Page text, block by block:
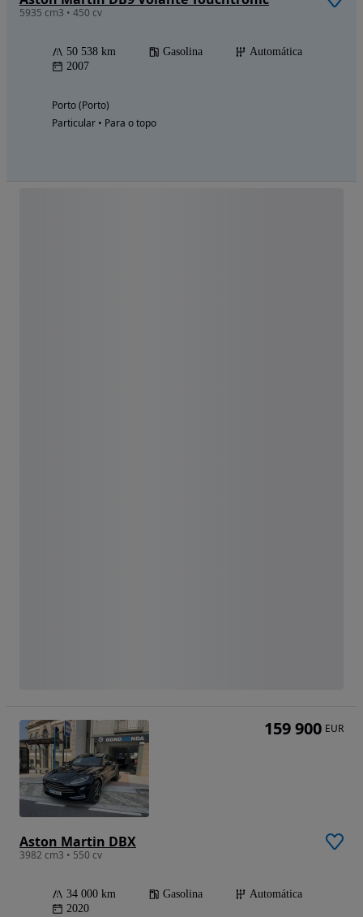
5935 cm3 • 450 cv
50 538 km Gasolina
Automática
2007
Porto (Porto)
Particular • Para o topo
Aston Martin DBX
3982 cm3 • 550 cv
34 000 km Gasolina
Automática
2020
159 900 EUR